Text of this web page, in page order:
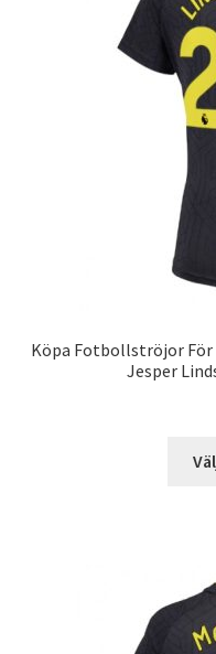
Köpa Fotbollströjor
Jesper